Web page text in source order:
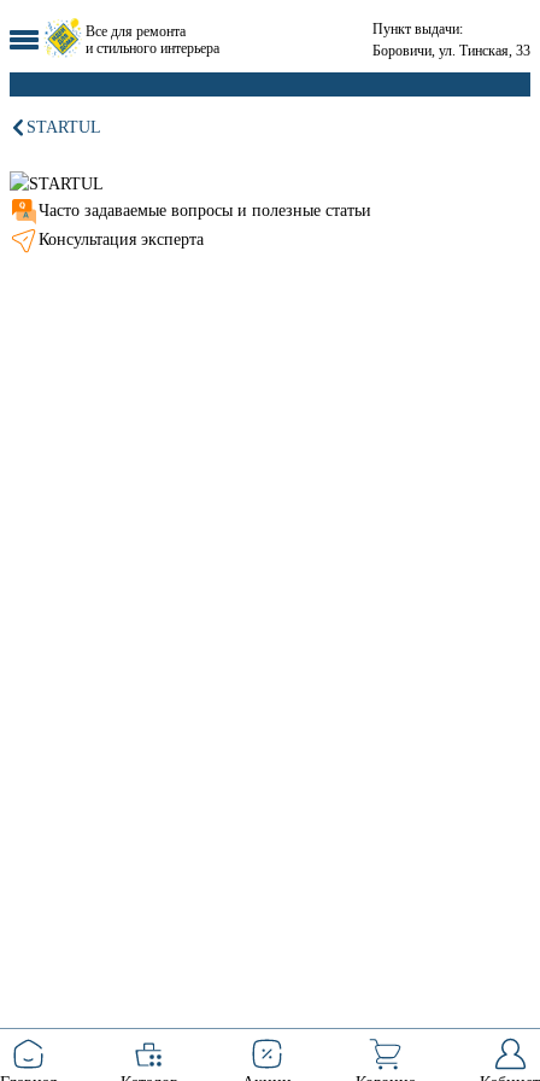
Все для ремонта
и стильного интерьера
Пункт выдачи:
Боровичи, ул. Тинская, 33
STARTUL
Часто задаваемые вопросы и полезные статьи
Консультация эксперта